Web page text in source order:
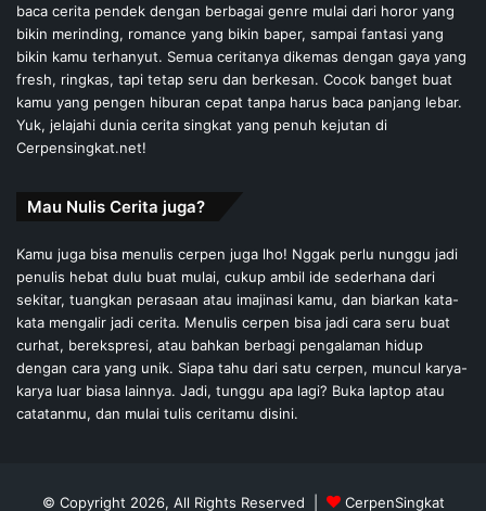
baca cerita pendek dengan berbagai genre mulai dari horor yang
bikin merinding, romance yang bikin baper, sampai fantasi yang
bikin kamu terhanyut. Semua ceritanya dikemas dengan gaya yang
fresh, ringkas, tapi tetap seru dan berkesan. Cocok banget buat
kamu yang pengen hiburan cepat tanpa harus baca panjang lebar.
Yuk, jelajahi dunia cerita singkat yang penuh kejutan di
Cerpensingkat.net!
Mau Nulis Cerita juga?
Kamu juga bisa menulis cerpen juga lho! Nggak perlu nunggu jadi
penulis hebat dulu buat mulai, cukup ambil ide sederhana dari
sekitar, tuangkan perasaan atau imajinasi kamu, dan biarkan kata-
kata mengalir jadi cerita. Menulis cerpen bisa jadi cara seru buat
curhat, berekspresi, atau bahkan berbagi pengalaman hidup
dengan cara yang unik. Siapa tahu dari satu cerpen, muncul karya-
karya luar biasa lainnya. Jadi, tunggu apa lagi? Buka laptop atau
catatanmu, dan mulai tulis ceritamu disini.
© Copyright 2026, All Rights Reserved | CerpenSingkat